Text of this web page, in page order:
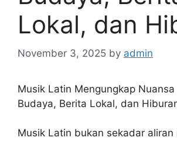
Lokal, dan
November 3, 2025 by admin
Musik Latin Mengungkap
Budaya, Berita Lokal, dan
Musik Latin bukan sekadar aliran